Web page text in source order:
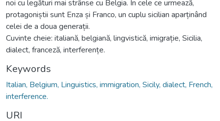
noi cu legături mai strânse cu Belgia. În cele ce urmează,
protagoniștii sunt Enza și Franco, un cuplu sicilian aparținând
celei de a doua generații.
Cuvinte cheie: italiană, belgiană, lingvistică, imigrație, Sicilia,
dialect, franceză, interferențe.
Keywords
Italian, Belgium, Linguistics, immigration, Sicily, dialect, French,
interference.
URI